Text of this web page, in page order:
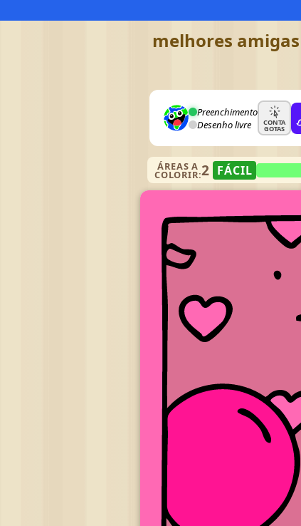
melhores
Preenchimento
Desenho livre
CONTA
GOTAS
ÁREAS A
COLORIR:2 FÁCIL